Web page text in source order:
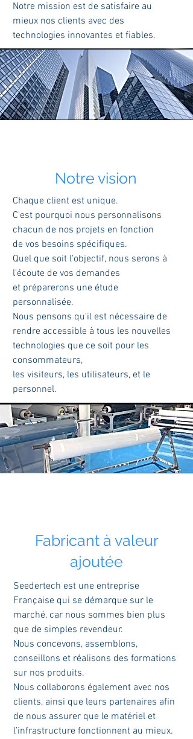
Notre mission est de satisfaire au
mieux nos clients avec des
technologies innovantes et fiables.
Notre vision
Chaque client est unique.
C'est pourquoi nous personnalisons
chacun de nos projets en fonction
de vos besoins spécifiques.
Quel que soit l'objectif, nous serons à
l'écoute de vos demandes
et préparerons une étude
personnalisée.
Nous pensons qu'il est nécessaire de
rendre accessible à tous les nouvelles
technologies que ce soit pour les
consommateurs,
les visiteurs, les utilisateurs, et le
personnel.
Fabricant à valeur
ajoutée
Seedertech est une entreprise
Française qui se démarque sur le
marché, car nous sommes bien plus
que de simples revendeur.
Nous concevons, assemblons,
conseillons et réalisons des formations
sur nos produits.
Nous collaborons également avec nos
clients, ainsi que leurs partenaires afin
de nous assurer que le matériel et
l’infrastructure fonctionnent au mieux.